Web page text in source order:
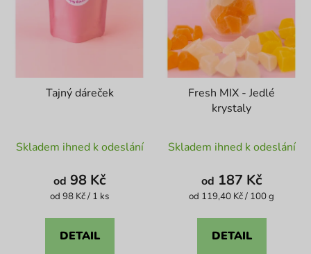
Tajný dáreček
hodnocení
produktu
je
z
Skladem ihned k odeslání
od 98 Kč
Měrná
od 98 Kč / 1 ks
DETAIL
Fresh MIX - Jedlé
krystaly
hodnocení
produktu
je
z
Skladem ihned k odeslání
od 187 Kč
Měrná
od 119,40 Kč / 100 g
DETAIL